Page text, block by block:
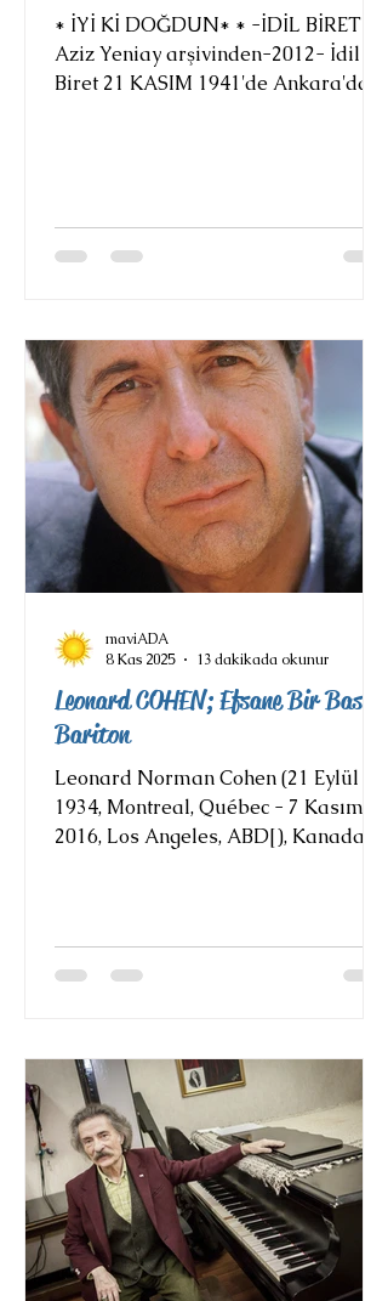
* İYİ Kİ DOĞDUN* * -İDİL BİRET -
Aziz Yeniay arşivinden-2012- İdil
Biret 21 KASIM 1941'de Ankara'da
gördü; ardından 20. asrın en büyük
piyanistlerinden Alfred Cortot ve
sahnelerinde ikibine yakın konser
verdi. ABD ve Avrupa'da 80 plak
kaydeden sanatçının kayıtları pek
çok ödül a
Leonard COHEN; Efsane Bir Bas
Bariton
Leonard Norman Cohen (21 Eylül
1934, Montreal, Québec - 7 Kasım
2016, Los Angeles, ABD[), Kanadalı
ise 1963'te yayımlayan Cohen'in
erken dönem şarkıları müzikal
çıkan Songs of Leonard Cohen
albümünde yer alır. 70'lerde pop,
kabare ve dünya müziği üzerine
çalışmalar yapan Cohen'in, 80'lerden
itibaren tipik olarak bas
maviADA
8 Kas 2025
13 dakikada okunur